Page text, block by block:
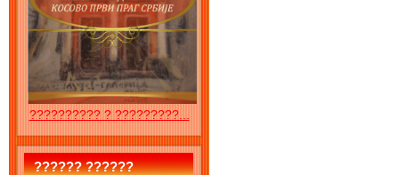
?????????? ? ?????????...
?????? ??????